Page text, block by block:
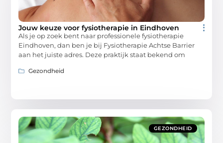
Jouw keuze voor fysiotherapie in Eindhoven
Als je op zoek bent naar professionele fysiotherapie
Eindhoven, dan ben je bij Fysiotherapie Achtse Barrier
aan het juiste adres. Deze praktijk staat bekend om
Gezondheid
GEZONDHEID